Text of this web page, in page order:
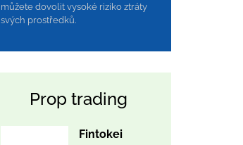
můžete dovolit vysoké riziko ztráty
svých prostředků.
Prop trading
Fintokei